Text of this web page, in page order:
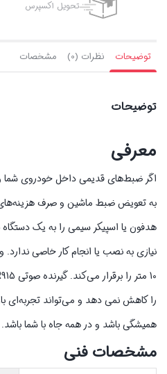
تحویل اکسپرس
توضیحات نظرات (0) مشخصات
توضیحات
معرفی
همیشگی باشد و در همه جاه با شما باشد.
مشخصات فنی